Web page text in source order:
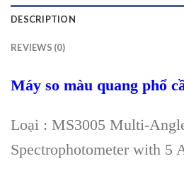
DESCRIPTION
REVIEWS (0)
Máy so màu quang phổ
Loại : MS3005 Multi-
Spectrophotometer with 5